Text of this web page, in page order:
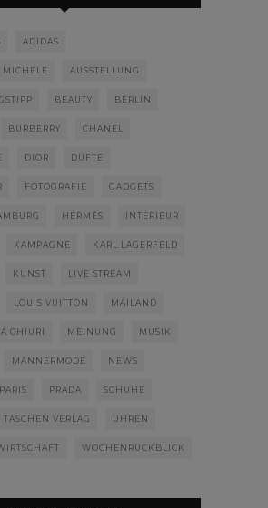
ADIDAS
MICHELE AUSSTELLUNG
BEAUTY BERLIN
BURBERRY CHANEL
DIOR DÜFTE
FOTOGRAFIE GADGETS
HERMÈS INTERIEUR
KAMPAGNE KARL LAGERFELD
KUNST LIVE STREAM
LOUIS VUITTON MAILAND
CHIURI MEINUNG MUSIK
MÄNNERMODE NEWS
PARIS PRADA SCHUHE
TASCHEN VERLAG UHREN
WOCHENRÜCKBLICK